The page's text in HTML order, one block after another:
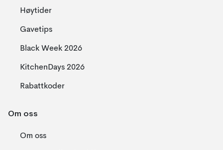
Høytider
Gavetips
Black Week 2026
KitchenDays 2026
Rabattkoder
Om oss
Om oss